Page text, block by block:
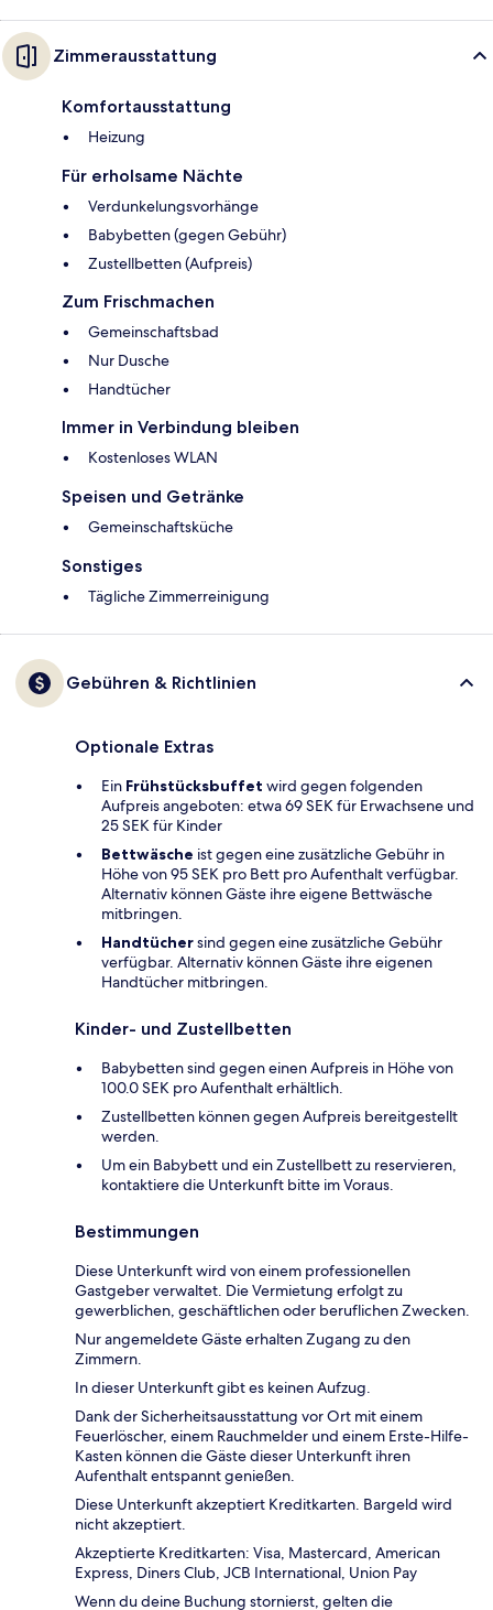
Zimmerausstattung
Komfortausstattung
Heizung
Für erholsame Nächte
Verdunkelungsvorhänge
Babybetten (gegen Gebühr)
Zustellbetten (Aufpreis)
Zum Frischmachen
Gemeinschaftsbad
Nur Dusche
Handtücher
Immer in Verbindung bleiben
Kostenloses WLAN
Speisen und Getränke
Gemeinschaftsküche
Sonstiges
Tägliche Zimmerreinigung
Gebühren & Richtlinien
Optionale Extras
Ein Frühstücksbuffet wird gegen folgenden
Aufpreis angeboten: etwa 69 SEK für Erwachsene und
25 SEK für Kinder
Bettwäsche ist gegen eine zusätzliche Gebühr in
Höhe von 95 SEK pro Bett pro Aufenthalt verfügbar.
Alternativ können Gäste ihre eigene Bettwäsche
mitbringen.
Handtüchersind gegen eine zusätzliche Gebühr
verfügbar. Alternativ können Gäste ihre eigenen
Handtücher mitbringen.
Kinder- und Zustellbetten
Babybetten sind gegen einen Aufpreis in Höhe von
100.0 SEK pro Aufenthalt erhältlich.
Zustellbetten können gegen Aufpreis bereitgestellt
werden.
Um ein Babybett und ein Zustellbett zu reservieren,
kontaktiere die Unterkunft bitte im Voraus.
Bestimmungen
Diese Unterkunft wird von einem professionellen
Gastgeber verwaltet. Die Vermietung erfolgt zu
gewerblichen, geschäftlichen oder beruflichen Zwecken.
Nur angemeldete Gäste erhalten Zugang zu den
Zimmern.
In dieser Unterkunft gibt es keinen Aufzug.
Dank der Sicherheitsausstattung vor Ort mit einem
Feuerlöscher, einem Rauchmelder und einem Erste-Hilfe-
Kasten können die Gäste dieser Unterkunft ihren
Aufenthalt entspannt genießen.
Diese Unterkunft akzeptiert Kreditkarten. Bargeld wird
nicht akzeptiert.
Akzeptierte Kreditkarten: Visa, Mastercard, American
Express, Diners Club, JCB International, Union Pay
Wenn du deine Buchung stornierst, gelten die